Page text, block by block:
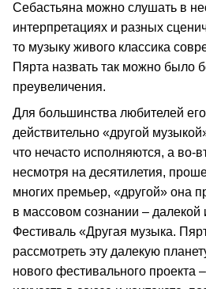
Себастьяна можно слушать в
интерпретациях и разных
то музыку живого классика
Пярта назвать так можно было
преувеличения.
Для большинства любителей
действительно «другой
что нечасто исполняются, а во-
несмотря на десятилетия,
многих премьер, «другой» она
в массовом сознании – далекой
Фестиваль «Другая музыка.
рассмотреть эту далекую
нового фестивального проекта